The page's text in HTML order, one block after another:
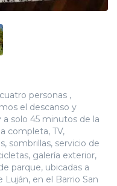
personas ,
el descanso y
solo 45 minutos de la
completa, TV,
sombrillas, servicio de
galería exterior,
parque, ubicadas a
Luján, en el Barrio San